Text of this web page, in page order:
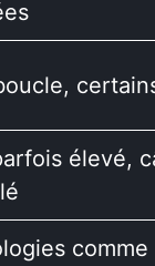
élevé,